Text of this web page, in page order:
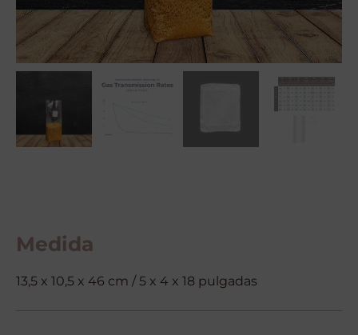
Medida
13,5 x 10,5 x 46 cm / 5 x 4 x 18 pulgadas